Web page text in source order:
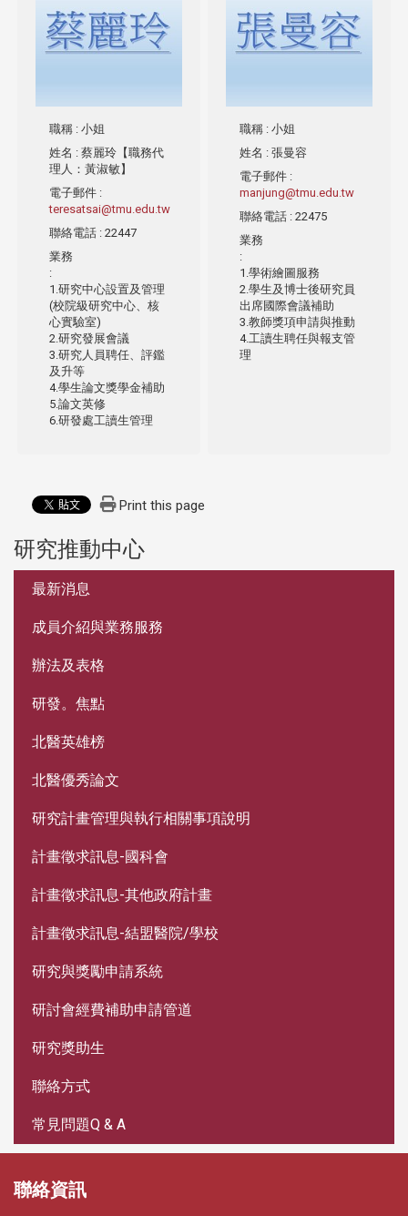
職稱 : 小姐
姓名 : 蔡麗玲【職務代
理人：黃淑敏】
電子郵件 :
teresatsai@tmu.edu.tw
聯絡電話 : 22447
業務
:
1.研究中心設置及管理
(校院級研究中心、核
心實驗室)
2.研究發展會議
3.研究人員聘任、評鑑
及升等
4.學生論文獎學金補助
5.論文英修
6.研發處工讀生管理
職稱 : 小姐
姓名 : 張曼容
電子郵件 :
manjung@tmu.edu.tw
聯絡電話 : 22475
業務
:
1.學術繪圖服務
2.學生及博士後研究員
出席國際會議補助
3.教師獎項申請與推動
4.工讀生聘任與報支管
理
Print this page
研究推動中心
最新消息
成員介紹與業務服務
辦法及表格
研發。焦點
北醫英雄榜
北醫優秀論文
研究計畫管理與執行相關事項說明
計畫徵求訊息-國科會
計畫徵求訊息-其他政府計畫
計畫徵求訊息-結盟醫院/學校
研究與獎勵申請系統
研討會經費補助申請管道
研究獎助生
聯絡方式
常見問題Q & A
聯絡資訊